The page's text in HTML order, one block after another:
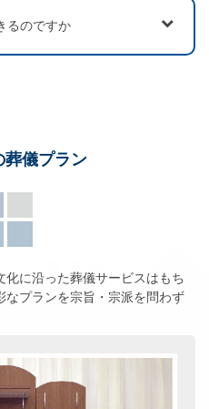
るのですか
葬儀プラン
に沿った葬儀サービスはもち
なプランを宗旨・宗派を問わず